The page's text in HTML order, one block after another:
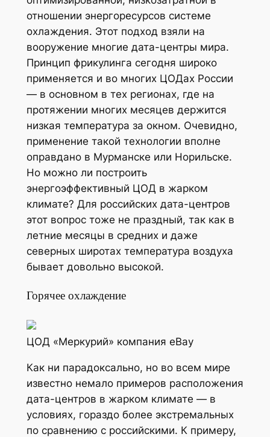
отношении энергоресурсов системе
охлаждения. Этот подход взяли на
вооружение многие дата-центры мира.
Принцип фрикулинга сегодня широко
применяется и во многих ЦОДах России
— в основном в тех регионах, где на
протяжении многих месяцев держится
низкая температура за окном. Очевидно,
применение такой технологии вполне
оправдано в Мурманске или Норильске.
Но можно ли построить
энергоэффективный ЦОД в жарком
климате? Для российских дата-центров
этот вопрос тоже не праздный, так как в
летние месяцы в средних и даже
северных широтах температура воздуха
бывает довольно высокой.
Горячее охлаждение
ЦОД «Меркурий» компания eBay
Как ни парадоксально, но во всем мире
известно немало примеров расположения
дата-центров в жарком климате — в
условиях, гораздо более экстремальных
по сравнению с российскими. К примеру,